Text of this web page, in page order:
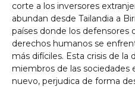
corte a los inversores
abundan desde Tailandia a
países donde los defensores
derechos humanos se
más difíciles. Esta crisis de
miembros de las sociedades
nuevo, perjudica de forma